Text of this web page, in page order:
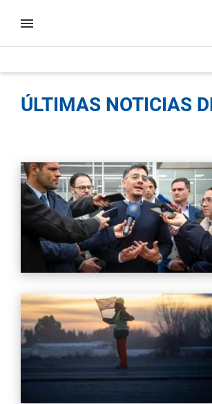
ÚLTIMAS NOTICIAS